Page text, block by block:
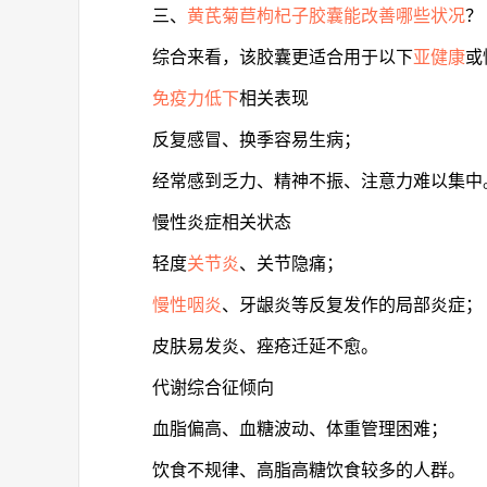
三、 黄芪菊苣枸杞子胶囊能改善哪些状况？
综合来看，该胶囊更适合用于以下亚健康或
免疫力低下相关表现
反复感冒、换季容易生病；
经常感到乏力、精神不振、注意力难以集中
慢性炎症相关状态
轻度关节炎、关节隐痛；
慢性咽炎、牙龈炎等反复发作的局部炎症；
皮肤易发炎、痤疮迁延不愈。
代谢综合征倾向
血脂偏高、血糖波动、体重管理困难；
饮食不规律、高脂高糖饮食较多的人群。